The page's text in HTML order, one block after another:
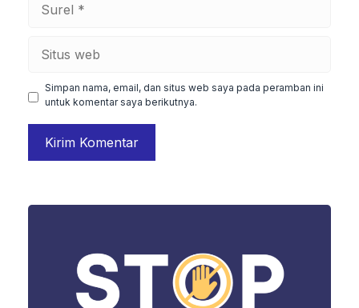
Simpan nama, email, dan situs web saya pada peramban ini
untuk komentar saya berikutnya.